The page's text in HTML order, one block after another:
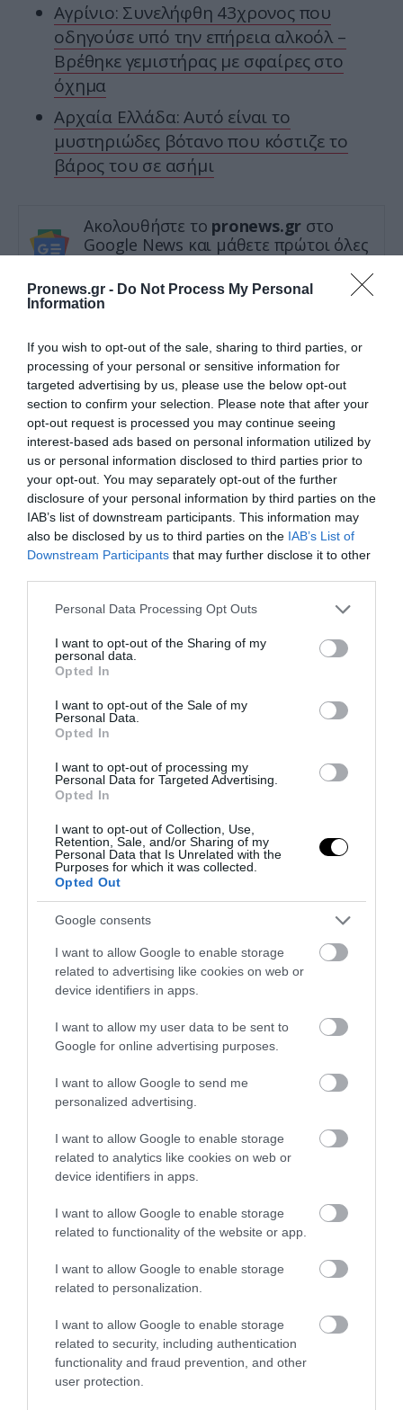
Pronews.gr - Do Not Process My Personal
Information
If you wish to opt-out of the sale, sharing to third parties, or
processing of your personal or sensitive information for
targeted advertising by us, please use the below opt-out
section to confirm your selection. Please note that after your
opt-out request is processed you may continue seeing
interest-based ads based on personal information utilized by
us or personal information disclosed to third parties prior to
your opt-out. You may separately opt-out of the further
disclosure of your personal information by third parties on the
IAB’s list of downstream participants. This information may
also be disclosed by us to third parties on the IAB’s List of
Downstream Participants that may further disclose it to other
Please note that this website/app uses one or more Google
not limited to your visit or usage behaviour. You may click to
grant or deny consent to Google and its third-party tags to
use your data for below specified purposes in below Google
consent section.
Personal Data Processing Opt Outs
I want to opt-out of the Sharing of my
personal data.
Opted In
I want to opt-out of the Sale of my
Personal Data.
Opted In
I want to opt-out of processing my
Personal Data for Targeted Advertising.
Opted In
I want to opt-out of Collection, Use,
Retention, Sale, and/or Sharing of my
Personal Data that Is Unrelated with the
Purposes for which it was collected.
Opted Out
Google consents
I want to allow Google to enable storage
related to advertising like cookies on web or
device identifiers in apps.
I want to allow my user data to be sent to
Google for online advertising purposes.
I want to allow Google to send me
personalized advertising.
I want to allow Google to enable storage
related to analytics like cookies on web or
device identifiers in apps.
I want to allow Google to enable storage
related to functionality of the website or app.
I want to allow Google to enable storage
related to personalization.
I want to allow Google to enable storage
related to security, including authentication
functionality and fraud prevention, and other
user protection.
Αγρίνιο: Συνελήφθη 43χρονος που
οδηγούσε υπό την επήρεια αλκοόλ –
Βρέθηκε γεμιστήρας με σφαίρες στο
όχημα
Αρχαία Ελλάδα: Αυτό είναι το
μυστηριώδες βότανο που κόστιζε το
βάρος του σε ασήμι
Ακολουθήστε το pronews.gr στο
Google News και μάθετε πρώτοι όλες
ΜΕΡΑ25
Δείτε μας ζωντανά στοYouTube,
Twitch,X,Telegram
ΔΙΑΔΩΣΤΕ ΤΟ ΑΡΘΡΟ
ΤΕΛΕΥΤΑΙΕΣ ΕΙΔΗΣΕΙΣ
ΕΣΩΤΕΡΙΚΗ ΑΣΦΑΛΕΙΑ 12:40
«Θρίλερ» στον Λυκαβηττό: Εντοπίστηκε σορός σε
προχωρημένη σήψη σε σπηλιά κοντά σε
εκκλησάκι!
ΕΣΩΤΕΡΙΚΗ ΑΣΦΑΛΕΙΑ 12:32
Αγρίνιο: Συνελήφθη 43χρονος που οδηγούσε υπό
την επήρεια αλκοόλ – Βρέθηκε γεμιστήρας με
σφαίρες στο όχημα
Αρχαία Ελλάδα: Αυτό είναι το μυστηριώδες
βότανο που κόστιζε το βάρος του σε ασήμι
ΕΛΛΗΝΙΚΟ ΠΟΔΟΣΦΑΙΡΟ 12:29
Ο ΠΑΟΚ θέλει να λύσει το πρόβλημά του στην
επίθεση με φορ που τον έχει «πληγώσει»